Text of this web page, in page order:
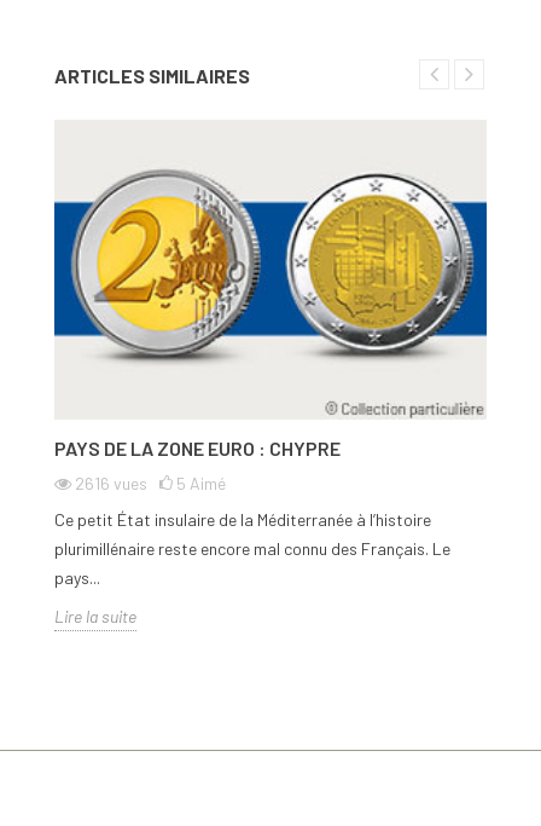
euro espagne - piece 2 euro finlande piece 2 euro france
piece 2
piece 2 euro pays bas- piece 2 euro portugal-piece 2 euro
slovensko-piece 2 euro vatican
ARTICLES SIMILAIRES
PAYS DE LA ZONE EURO : CHYPRE
2616 vues 5 Aimé
Ce petit État insulaire de la Méditerranée à l’histoire
plurimillénaire reste encore mal connu des Français. Le
pays...
Lire la suite